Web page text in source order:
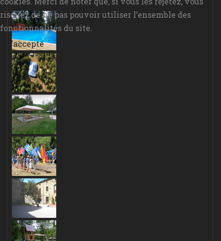
risquez de ne pas pouvoir utiliser l’ensemble des
fonctionnalités du site.
J'accepte